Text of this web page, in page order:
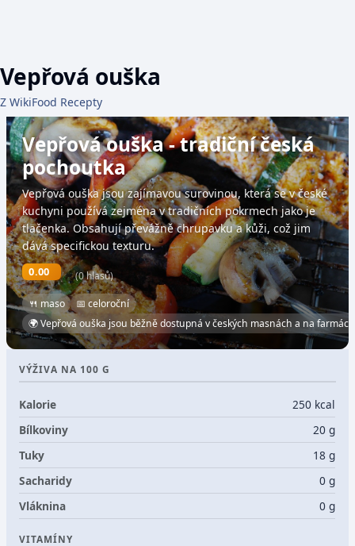
Vepřová ouška
Z WikiFood Recepty
Vepřová ouška - tradiční česká
pochoutka
Vepřová ouška jsou zajímavou surovinou, která se v české
kuchyni používá zejména v tradičních pokrmech jako je
tlačenka. Obsahují převážně chrupavku a kůži, což jim
dává specifickou texturu.
0.00 (0 hlasů)
🍴 maso
📅 celoroční
🌍 Vepřová ouška jsou běžně dostupná v českých masnách a na
VÝŽIVA NA 100 G
Kalorie
250 kcal
Bílkoviny
20 g
Tuky
18 g
Sacharidy
0 g
Vláknina
0 g
VITAMÍNY